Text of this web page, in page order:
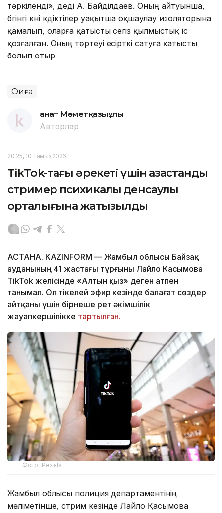
тәркіленді», деді А. Байділдаев. Оның айтуынша,
бүгінгі күні күдіктілер уақытша оқшаулау изоляторына
қамалып, оларға қатысты сегіз қылмыстық іс
қозғалған. Оның төртеуі есірткі сатуға қатысты
болып отыр.
Оқиға
Қанат Мәметқазыұлы
Авторлар
20:25, 10 Тамыз 2026
TikTok-тағы әрекеті үшін қазақстандық
стример психикалық денсаулық
орталығына жатқызылды
АСТАНА. KAZINFORM — Жамбыл облысы Байзақ
ауданының 41 жастағы тұрғыны Лайло Касымова
TikTok желісінде «Алтын қыз» деген атпен
танымал. Ол тікелей эфир кезінде балағат сөздер
айтқаны үшін бірнеше рет әкімшілік
жауапкершілікке тартылған.
Фото: Pexels
Жамбыл облысы полиция департаментінің
мәліметінше, стрим кезінде Лайло Қасымова